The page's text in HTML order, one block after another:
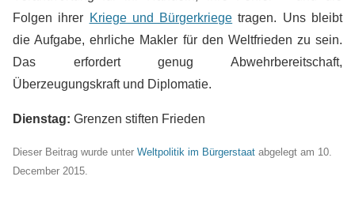
Folgen ihrer Kriege und Bürgerkriege tragen. Uns bleibt
die Aufgabe, ehrliche Makler für den Weltfrieden zu sein.
Das erfordert genug Abwehrbereitschaft,
Überzeugungskraft und Diplomatie.
Dienstag: Grenzen stiften Frieden
Dieser Beitrag wurde unter Weltpolitik im Bürgerstaat abgelegt am 10.
December 2015.